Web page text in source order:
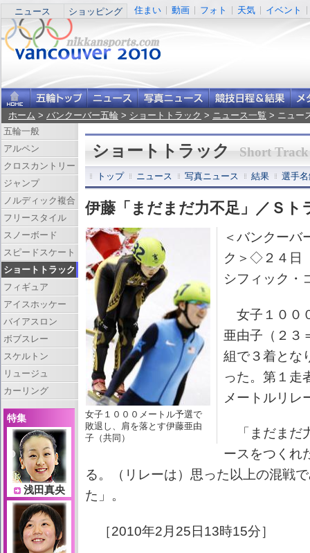
ニュース ショッピング 住まい 動画 フォト 天気 イベント
ホーム > バンクーバー五輪 > ショートトラック > ニュース一覧 > ニュー
ショートトラック Short
トップ ニュース 写真ニュース 結果 選手
伊藤「まだまだ力不足」／Ｓト
女子１０００メートル予選で
敗退し、肩を落とす伊藤亜由
子（共同）
＜バンクーバ
ク＞◇２４日
シフィック・
女子１００
亜由子（２３
組で３着とな
った。第１走
メートルリレ
「まだまだ
ースをつくれ
る。（リレーは）思った以上の混戦
た」。
［2010年2月25日13時15分］
五輪一般
アルペン
クロスカントリー
ジャンプ
ノルディック複合
フリースタイル
スノーボード
スピードスケート
ショートトラック
フィギュア
アイスホッケー
バイアスロン
ボブスレー
スケルトン
リュージュ
カーリング
特集
浅田真央